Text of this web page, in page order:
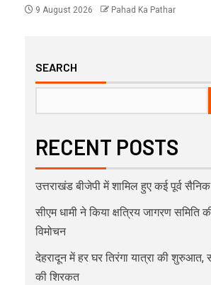
9 August 2026 Pahad Ka Pathar
SEARCH
RECENT POSTS
उत्तराखंड बीजेपी में शामिल हुए कई पूर्व सैनिक
सीएम धामी ने किया क्षत्रिय जागरण समिति
विमोचन
देहरादून में हर घर तिरंगा यात्रा की शुरुआत,
की शिरकत